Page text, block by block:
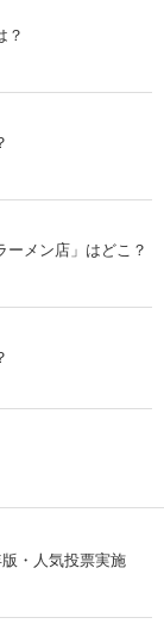
？
ーメン店」はどこ？
・人気投票実施